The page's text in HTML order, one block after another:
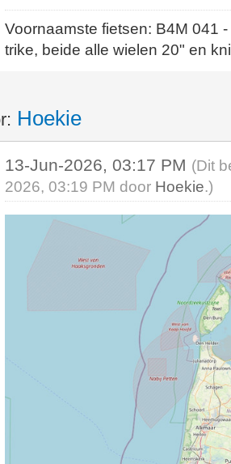
Voornaamste fietsen: B4M
trike, beide alle wielen 20" en
Hoekie
13-Jun-2026, 03:17 PM (Dit
2026, 03:19 PM door Hoekie.)